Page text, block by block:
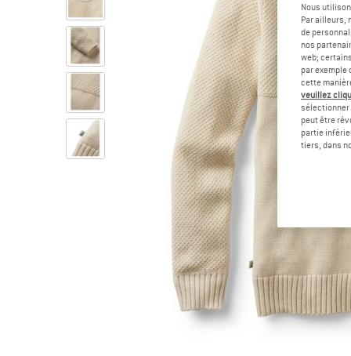
Nous
Par ailleurs,
de
nos
web;
par
cette
veuillez
sélectionner
peut être
partie
tiers, dans